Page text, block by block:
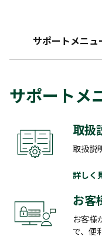
サポートメニュ
サポートメ
取扱
取扱説
詳しく
お客
お客様
で、便